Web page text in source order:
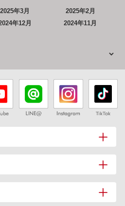
2025年3月
2025年2月
年12月 2024年11月